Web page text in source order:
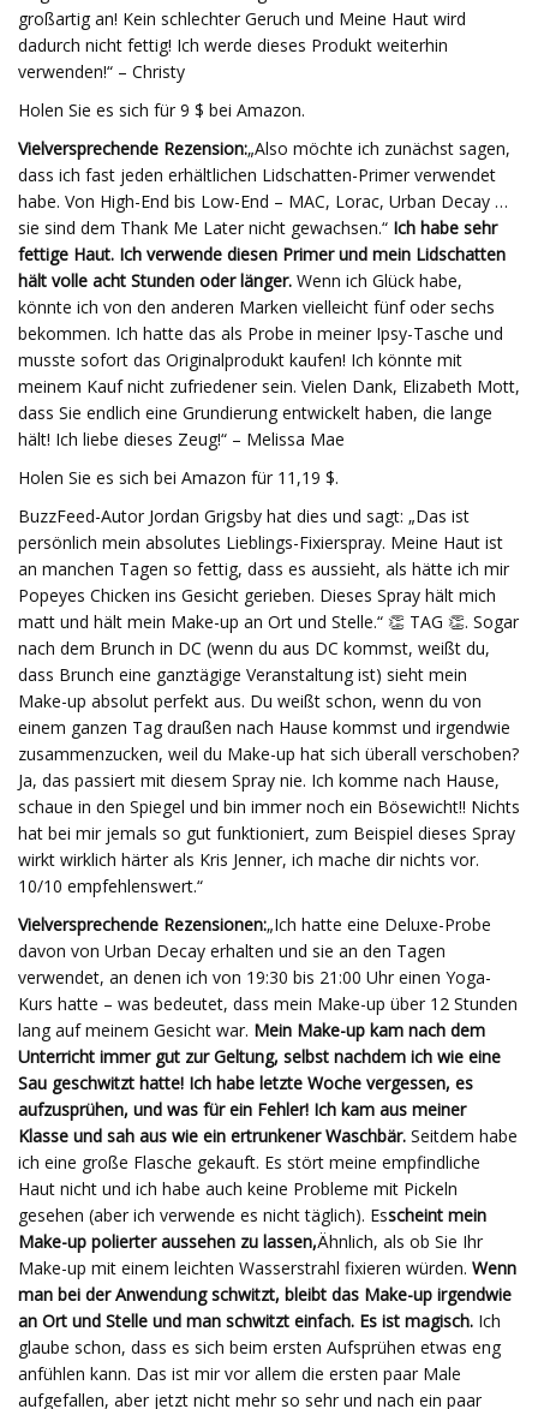
großartig an! Kein schlechter Geruch und Meine Haut wird
dadurch nicht fettig! Ich werde dieses Produkt weiterhin
verwenden!“ – Christy
Holen Sie es sich für 9 $ bei Amazon.
Vielversprechende Rezension:„Also möchte ich zunächst sagen,
dass ich fast jeden erhältlichen Lidschatten-Primer verwendet
habe. Von High-End bis Low-End – MAC, Lorac, Urban Decay …
sie sind dem Thank Me Later nicht gewachsen.“ Ich habe sehr
fettige Haut. Ich verwende diesen Primer und mein Lidschatten
hält volle acht Stunden oder länger. Wenn ich Glück habe,
könnte ich von den anderen Marken vielleicht fünf oder sechs
bekommen. Ich hatte das als Probe in meiner Ipsy-Tasche und
musste sofort das Originalprodukt kaufen! Ich könnte mit
meinem Kauf nicht zufriedener sein. Vielen Dank, Elizabeth Mott,
dass Sie endlich eine Grundierung entwickelt haben, die lange
hält! Ich liebe dieses Zeug!“ – Melissa Mae
Holen Sie es sich bei Amazon für 11,19 $.
BuzzFeed-Autor Jordan Grigsby hat dies und sagt: „Das ist
persönlich mein absolutes Lieblings-Fixierspray. Meine Haut ist
an manchen Tagen so fettig, dass es aussieht, als hätte ich mir
Popeyes Chicken ins Gesicht gerieben. Dieses Spray hält mich
matt und hält mein Make-up an Ort und Stelle.“ 👏 TAG 👏. Sogar
nach dem Brunch in DC (wenn du aus DC kommst, weißt du,
dass Brunch eine ganztägige Veranstaltung ist) sieht mein
Make-up absolut perfekt aus. Du weißt schon, wenn du von
einem ganzen Tag draußen nach Hause kommst und irgendwie
zusammenzucken, weil du Make-up hat sich überall verschoben?
Ja, das passiert mit diesem Spray nie. Ich komme nach Hause,
schaue in den Spiegel und bin immer noch ein Bösewicht!! Nichts
hat bei mir jemals so gut funktioniert, zum Beispiel dieses Spray
wirkt wirklich härter als Kris Jenner, ich mache dir nichts vor.
10/10 empfehlenswert.“
Vielversprechende Rezensionen:„Ich hatte eine Deluxe-Probe
davon von Urban Decay erhalten und sie an den Tagen
verwendet, an denen ich von 19:30 bis 21:00 Uhr einen Yoga-
Kurs hatte – was bedeutet, dass mein Make-up über 12 Stunden
lang auf meinem Gesicht war. Mein Make-up kam nach dem
Unterricht immer gut zur Geltung, selbst nachdem ich wie eine
Sau geschwitzt hatte! Ich habe letzte Woche vergessen, es
aufzusprühen, und was für ein Fehler! Ich kam aus meiner
Klasse und sah aus wie ein ertrunkener Waschbär. Seitdem habe
ich eine große Flasche gekauft. Es stört meine empfindliche
Haut nicht und ich habe auch keine Probleme mit Pickeln
gesehen (aber ich verwende es nicht täglich). Esscheint mein
Make-up polierter aussehen zu lassen,Ähnlich, als ob Sie Ihr
Make-up mit einem leichten Wasserstrahl fixieren würden. Wenn
man bei der Anwendung schwitzt, bleibt das Make-up irgendwie
an Ort und Stelle und man schwitzt einfach. Es ist magisch. Ich
glaube schon, dass es sich beim ersten Aufsprühen etwas eng
anfühlen kann. Das ist mir vor allem die ersten paar Male
aufgefallen, aber jetzt nicht mehr so ​​sehr und nach ein paar